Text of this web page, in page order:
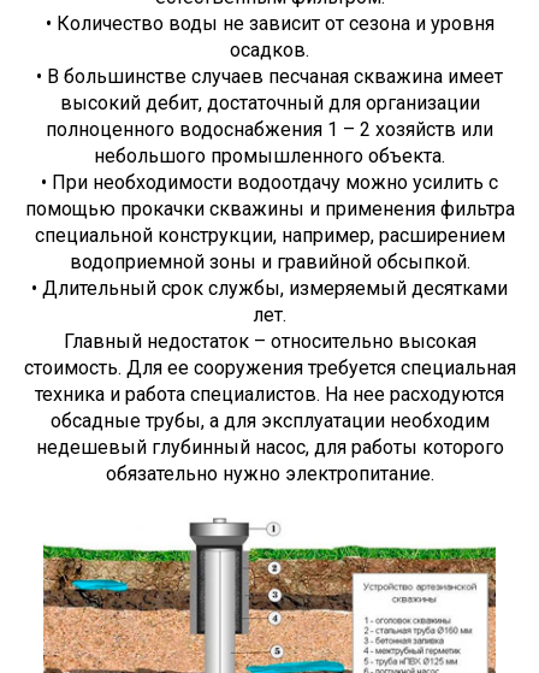
• Количество воды не зависит от сезона и уровня
осадков.
• В большинстве случаев песчаная скважина имеет
высокий дебит, достаточный для организации
полноценного водоснабжения 1 – 2 хозяйств или
небольшого промышленного объекта.
• При необходимости водоотдачу можно усилить с
помощью прокачки скважины и применения фильтра
специальной конструкции, например, расширением
водоприемной зоны и гравийной обсыпкой.
• Длительный срок службы, измеряемый десятками
лет.
Главный недостаток – относительно высокая
стоимость. Для ее сооружения требуется специальная
техника и работа специалистов. На нее расходуются
обсадные трубы, а для эксплуатации необходим
недешевый глубинный насос, для работы которого
обязательно нужно электропитание.